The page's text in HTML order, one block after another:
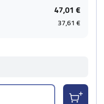
47,01 €
37,61 €